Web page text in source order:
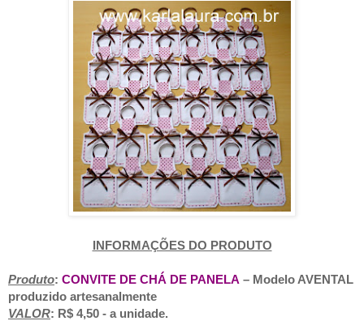
INFORMAÇÕES DO PRODUTO
Produto: CONVITE DE CHÁ DE PANELA – Modelo AVENTAL
produzido artesanalmente
VALOR: R$ 4,50 - a unidade.